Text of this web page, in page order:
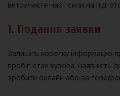
витрачаєте час і сили на
1. Подання заявки
Залишіть коротку інформацію
пробіг, стан кузова, наявність
зробити онлайн або за